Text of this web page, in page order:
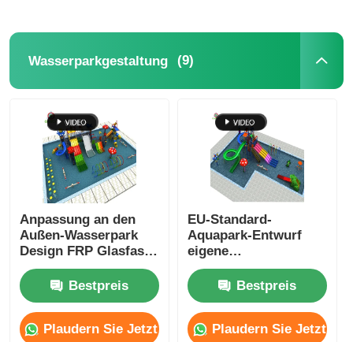
Wasserparkgestaltung (9)
Anpassung an den
Außen-Wasserpark
Design FRP Glasfaser
Wasserspielgeräte
Hohe Haltbarkeit
Bestpreis
Plaudern Sie Jetzt
EU-Standard-
Aquapark-Entwurf
eigene
Außenwasserspiele
Bestpreis
Plaudern Sie Jetzt